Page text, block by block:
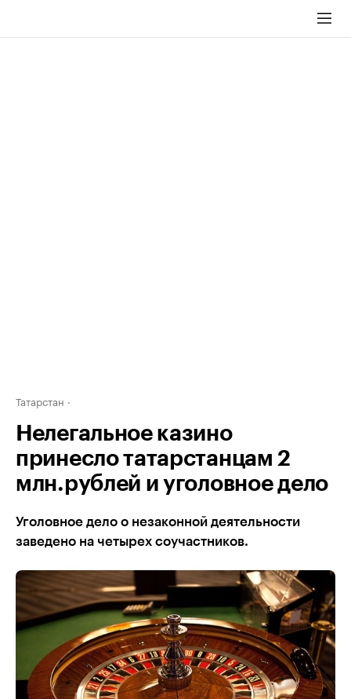
Татарстан
Нелегальное казино
принесло татарстанцам 2
млн.рублей и уголовное дело
Уголовное дело о незаконной деятельности
заведено на четырех соучастников.